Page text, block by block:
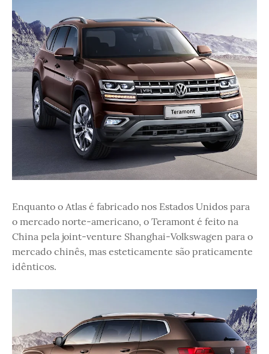
Enquanto o Atlas é fabricado nos Estados Unidos para
o mercado norte-americano, o Teramont é feito na
China pela joint-venture Shanghai-Volkswagen para o
mercado chinês, mas esteticamente são praticamente
idênticos.